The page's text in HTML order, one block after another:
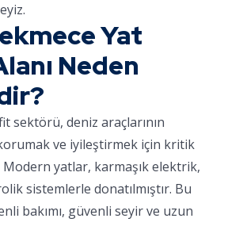
Yat
Neden
sektörü, deniz araçlarının
ve iyileştirmek için kritik
yatlar, karmaşık elektrik,
sistemlerle donatılmıştır. Bu
bakımı, güvenli seyir ve uzun